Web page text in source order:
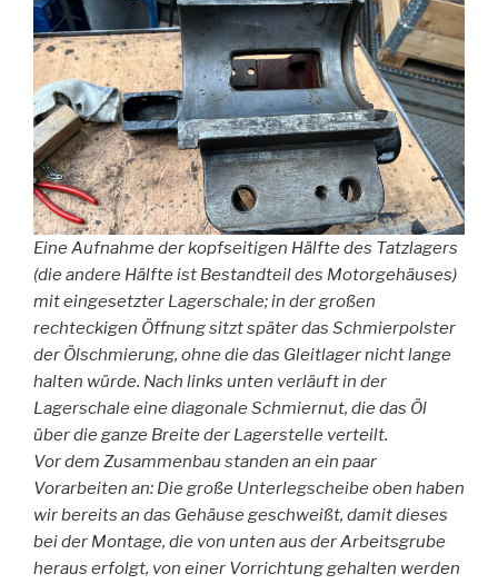
Eine Aufnahme der kopfseitigen Hälfte des Tatzlagers
(die andere Hälfte ist Bestandteil des Motorgehäuses)
mit eingesetzter Lagerschale; in der großen
rechteckigen Öffnung sitzt später das Schmierpolster
der Ölschmierung, ohne die das Gleitlager nicht lange
halten würde. Nach links unten verläuft in der
Lagerschale eine diagonale Schmiernut, die das Öl
über die ganze Breite der Lagerstelle verteilt.
Vor dem Zusammenbau standen an ein paar
Vorarbeiten an: Die große Unterlegscheibe oben haben
wir bereits an das Gehäuse geschweißt, damit dieses
bei der Montage, die von unten aus der Arbeitsgrube
heraus erfolgt, von einer Vorrichtung gehalten werden